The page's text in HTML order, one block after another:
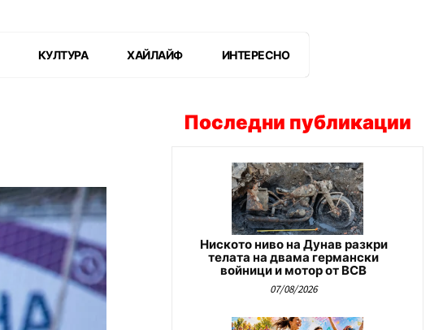
КУЛТУРА ХАЙЛАЙФ ИНТЕРЕСНО
Последни публикации
Ниското ниво на Дунав разкри
телата на двама германски
войници и мотор от ВСВ
07/08/2026